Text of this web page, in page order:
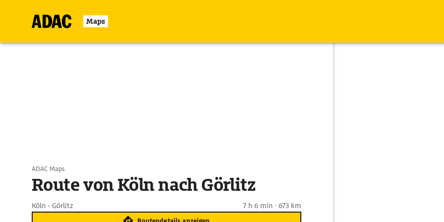
Maps
ADAC Maps
Route von Köln nach Görlitz
Köln - Görlitz 7 h 6 min · 673 km